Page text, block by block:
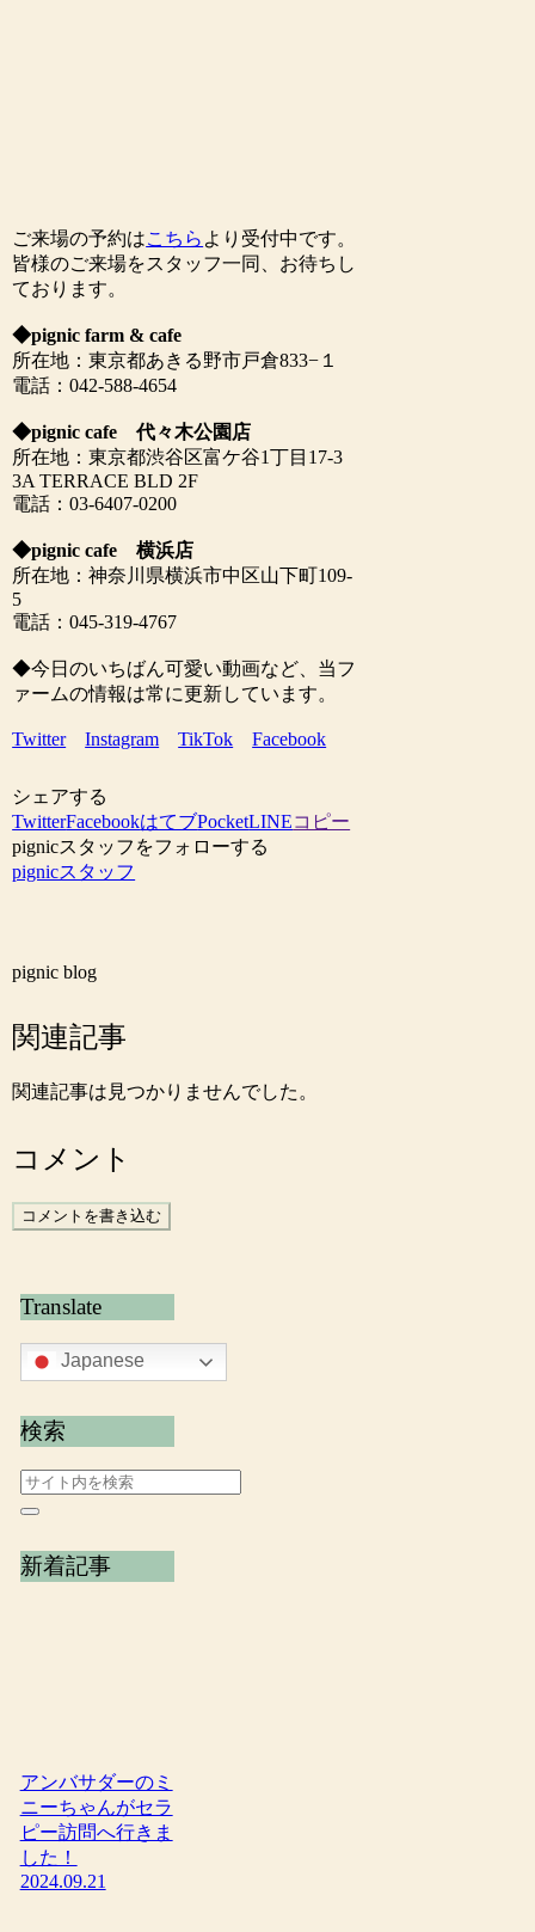
ご来場の予約はこちら より受付中です。
皆様のご来場をスタッフ一同、お待ちし
ております。
◆pignic farm & cafe
所在地：東京都あきる野市戸倉833−１
電話：042-588-4654
◆pignic cafe 代々木公園店
所在地：東京都渋谷区富ケ谷1丁目17-3
3A TERRACE BLD 2F
電話：03-6407-0200
◆pignic cafe 横浜店
所在地：神奈川県横浜市中区山下町109-
5
電話：045-319-4767
◆今日のいちばん可愛い動画など、当フ
ァームの情報は常に更新しています。
Twitter Instagram TikTok Facebook
シェアする
TwitterFacebookはてブPocketLINEコピー
pignicスタッフをフォローする
pignicスタッフ
pignic blog
関連記事
関連記事は見つかりませんでした。
コメント
コメントを書き込む
Translate
Japanese
検索
新着記事
アンバサダーのミ
ニーちゃんがセラ
ピー訪問へ行きま
した！
2024.09.21